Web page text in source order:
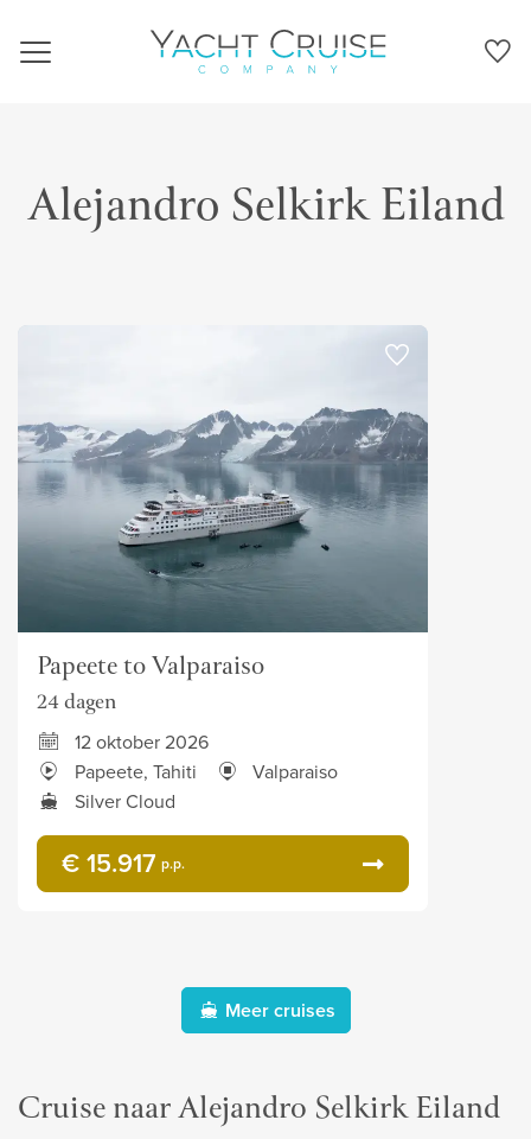
Navigation
Alejandro Selkirk Eiland
Papeete to Valparaiso
24 dagen
12 oktober 2026
Papeete, Tahiti
Valparaiso
Silver Cloud
€ 15.917 p.p.
Meer cruises
Cruise naar Alejandro Selkirk Eiland